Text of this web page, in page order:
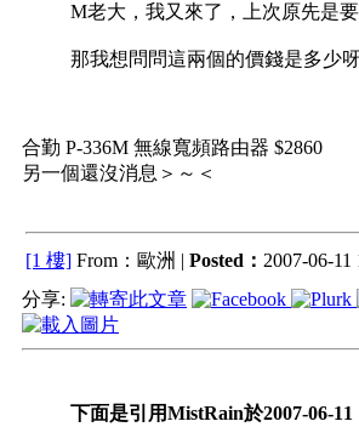
M老大，我又來了，上次原先是
那我想問問這兩個的價錢是多少
合勤 P-336M 無線寬頻路由器 $2860
另一個還沒消息＞～＜
[1 樓] From：歐洲 | Posted： 2007-06-11
分享:
下面是引用MistRain於2007-06-11